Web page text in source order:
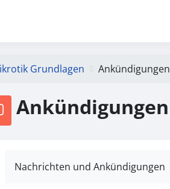
Grundlagen Ankündigungen
Ankündigungen
Nachrichten und Ankündigungen